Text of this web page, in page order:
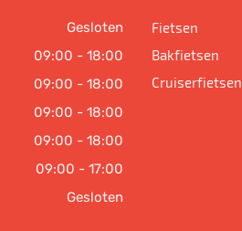
Gesloten
09:00 - 18:00
09:00 - 18:00
09:00 - 18:00
09:00 - 18:00
09:00 - 17:00
Gesloten
Fietsen
Bakfietsen
Cruiserfietsen